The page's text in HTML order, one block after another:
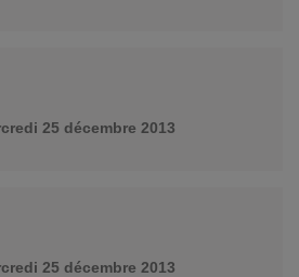
25 décembre 2013
25 décembre 2013